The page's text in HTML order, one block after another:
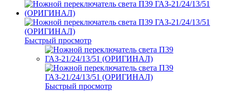
Быстрый просмотр
Быстрый просмотр